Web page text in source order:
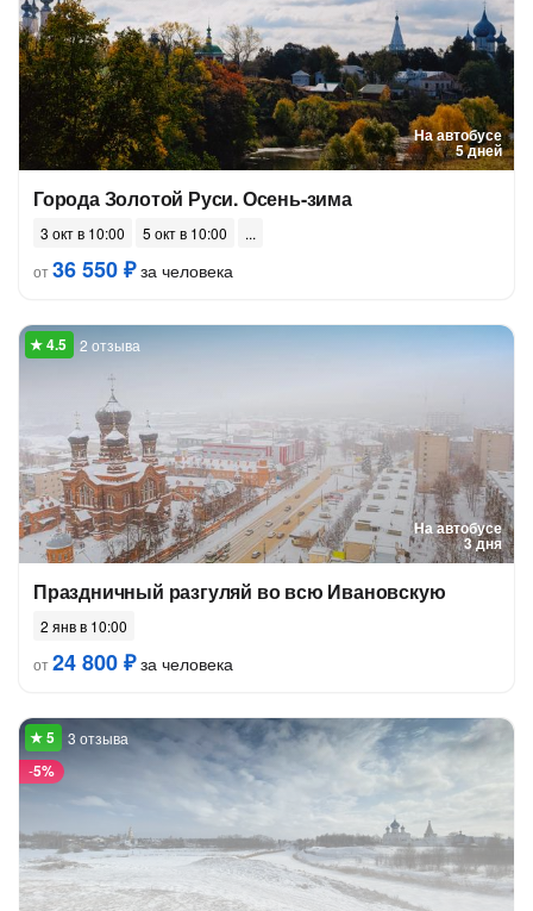
На автобусе
5 дней
Города Золотой Руси. Осень-зима
3 окт в 10:00
5 окт в 10:00
от36 550 ₽за человека
На автобусе
3 дня
2 отзыва
Праздничный разгуляй во всю Ивановскую
2 янв в 10:00
от24 800 ₽за человека
-5%
3 отзыва